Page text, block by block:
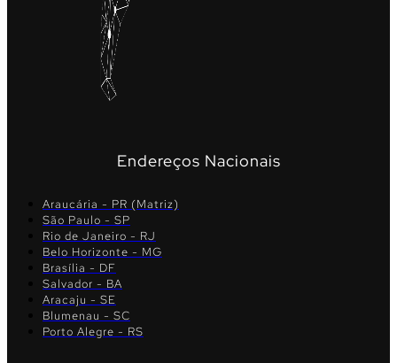
Endereços Nacionais
Araucária - PR (Matriz)
São Paulo - SP
Rio de Janeiro - RJ
Belo Horizonte - MG
Brasília - DF
Salvador - BA
Aracaju - SE
Blumenau - SC
Porto Alegre - RS